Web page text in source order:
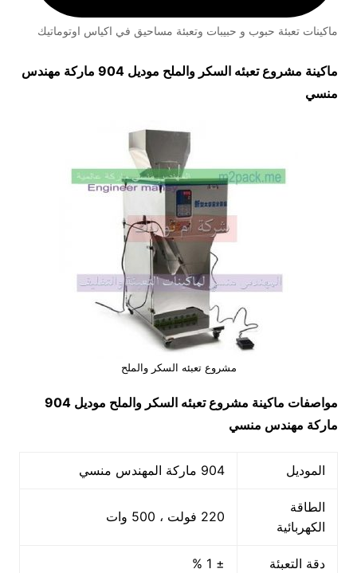
ماكينات تعبئة حبوب و حبيبات وتعبئة مساحيق في اكياس اوتوماتيك
ماكينة مشروع تعبئه السكر والملح موديل 904 ماركة مهندس
منسي
مشروع تعبئه السكر والملح
مواصفات ماكينة مشروع تعبئه السكر والملح
موديل 904
ماركة مهندس منسي
الموديل 904 ماركة المهندس منسي
الطاقة
الكهربائية
220 فولت ، 500 وات
دقة التعبئة ± 1 %